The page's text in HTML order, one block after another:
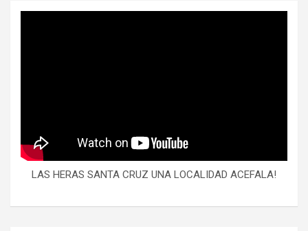
LAS HERAS SANTA CRUZ UNA LOCALIDAD ACEFALA!